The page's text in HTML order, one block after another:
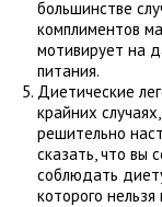
большинстве
комплиментов
мотивирует на
питания.
Диетические
крайних
решительно
сказать, что вы
соблюдать
которого